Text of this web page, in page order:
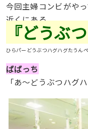
今回主婦コンビがや
近くにある
『どうぶ
ひらパーどうぶつハグハグたうん
ばばっち
「あ〜どうぶつハグ